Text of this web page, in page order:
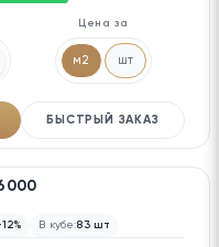
Цена за
м2 шт
БЫСТРЫЙ ЗАКАЗ
В кубе:83 шт